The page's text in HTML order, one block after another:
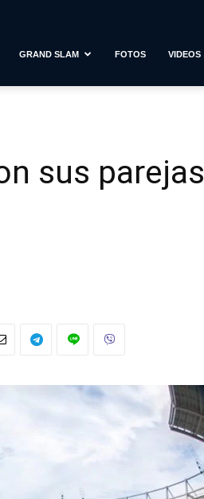
GRAND SLAM FOTOS VIDEOS
sus parejas